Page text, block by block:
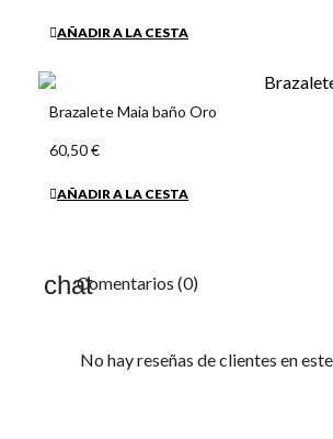
AÑADIR A LA CESTA
Brazalete Maia baño Oro
60,50 €
AÑADIR A LA CESTA
Comentarios (0)
No hay reseñas de clientes en